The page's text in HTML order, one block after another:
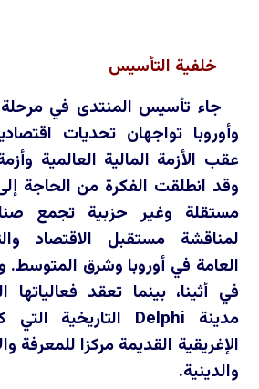
خلفية التأسيس
جاء تأسيس المنتدى في مرحلة
وأوروبا تواجهان تحديات
عقب الأزمة المالية العالمية
وقد انطلقت الفكرة من الحاجة
مستقلة وغير حزبية تجمع صناع
لمناقشة مستقبل الاقتصاد
العامة في أوروبا وشرق
في أثينا، بينما تعقد فعالياتها
مدينة Delphi التاريخية
الإغريقية القديمة مركزا للمعرفة
والدينية.